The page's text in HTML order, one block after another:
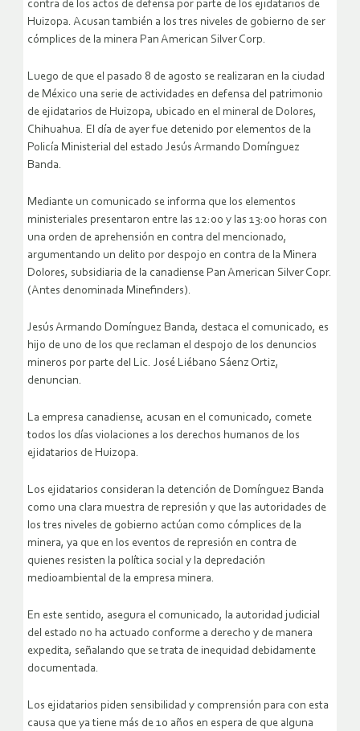
contra de los actos de defensa por parte de los ejidatarios de
Huizopa. Acusan también a los tres niveles de gobierno de ser
cómplices de la minera Pan American Silver Corp.
Luego de que el pasado 8 de agosto se realizaran en la ciudad
de México una serie de actividades en defensa del patrimonio
de ejidatarios de Huizopa, ubicado en el mineral de Dolores,
Chihuahua. El día de ayer fue detenido por elementos de la
Policía Ministerial del estado Jesús Armando Domínguez
Banda.
Mediante un comunicado se informa que los elementos
ministeriales presentaron entre las 12:00 y las 13:00 horas con
una orden de aprehensión en contra del mencionado,
argumentando un delito por despojo en contra de la Minera
Dolores, subsidiaria de la canadiense Pan American Silver Copr.
(Antes denominada Minefinders).
Jesús Armando Domínguez Banda, destaca el comunicado, es
hijo de uno de los que reclaman el despojo de los denuncios
mineros por parte del Lic. José Liébano Sáenz Ortiz,
denuncian.
La empresa canadiense, acusan en el comunicado, comete
todos los días violaciones a los derechos humanos de los
ejidatarios de Huizopa.
Los ejidatarios consideran la detención de Domínguez Banda
como una clara muestra de represión y que las autoridades de
los tres niveles de gobierno actúan como cómplices de la
minera, ya que en los eventos de represión en contra de
quienes resisten la política social y la depredación
medioambiental de la empresa minera.
En este sentido, asegura el comunicado, la autoridad judicial
del estado no ha actuado conforme a derecho y de manera
expedita, señalando que se trata de inequidad debidamente
documentada.
Los ejidatarios piden sensibilidad y comprensión para con esta
causa que ya tiene más de 10 años en espera de que alguna